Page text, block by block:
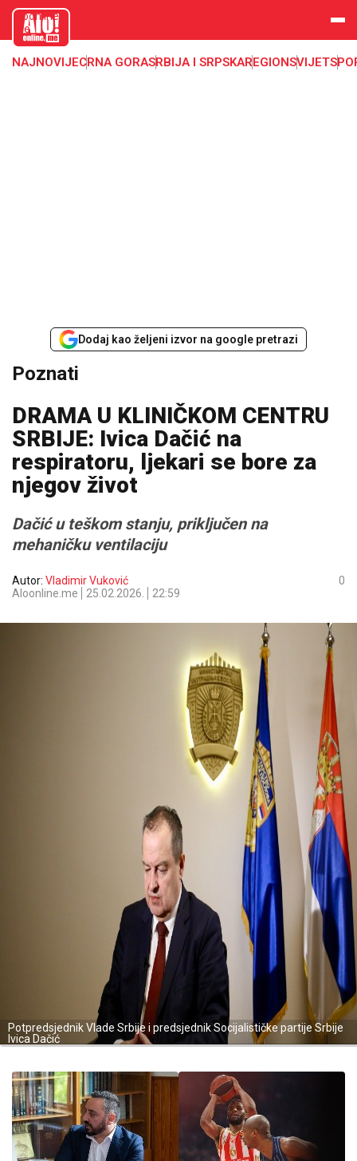
aloonline.
me
NAJNOVIJECRNA GORASRBIJA I SRPSKAREGIONSVIJET
Dodaj kao željeni izvor na google pretrazi
Poznati
DRAMA U KLINIČKOM CENTRU
SRBIJE: Ivica Dačić na
respiratoru, ljekari se bore za
njegov život
Dačić u teškom stanju, priključen na
mehaničku ventilaciju
Autor: Vladimir Vuković
Aloonline.me
25.02.2026. 22:59
0
Potpredsjednik Vlade Srbije i predsjednik Socijalističke partije Srbije
Ivica Dačić